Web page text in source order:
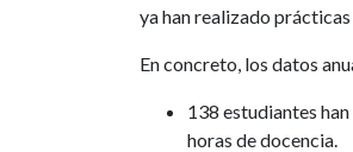
ya han realizado
En concreto, los datos
138 estudiantes
horas de docencia.